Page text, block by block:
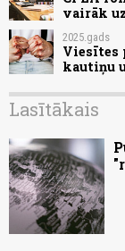
vairāk
2025.gads
Viesītes
kautiņu
Lasītākais